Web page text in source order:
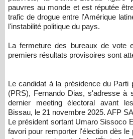
pauvres au monde et est réputée
trafic de drogue entre l'Amérique
l'instabilité politique du pays.
La fermeture des bureaux de vote
premiers résultats provisoires sont
Le candidat à la présidence du Parti
(PRS), Fernando Dias, s'adresse à
dernier meeting électoral avant
Bissau, le 21 novembre 2025. AFP
Le président sortant Umaro Sissoco
favori pour remporter l'élection dès le